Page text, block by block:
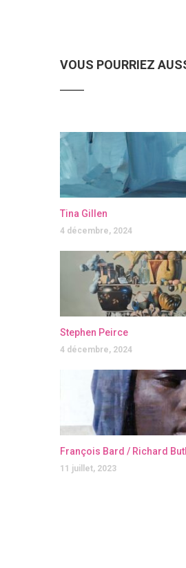
VOUS POURRIEZ
Tina Gillen
4 décembre, 2024
Stephen Peirce
4 décembre, 2024
11 juillet, 2023